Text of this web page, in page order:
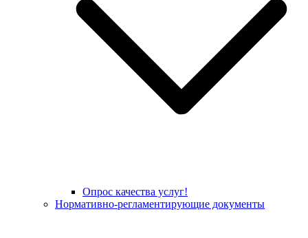
Опрос качества услуг!
Нормативно-регламентирующие документы